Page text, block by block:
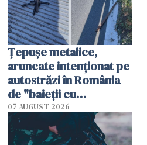
Țepușe metalice,
aruncate intenționat pe
autostrăzi în România
de "baieții cu
platforme": "Mi-au
cerut 1200 lei să mă
tracteze"
07 AUGUST 2026